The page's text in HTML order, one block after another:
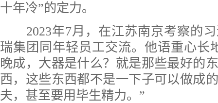
十年冷”的定力。
2023年7月，在江苏南京考察的习
瑞集团同年轻员工交流。他语重心长
晚成，大器是什么？就是那些最好的
西，这些东西都不是一下子可以做成
夫，甚至要用毕生精力。”